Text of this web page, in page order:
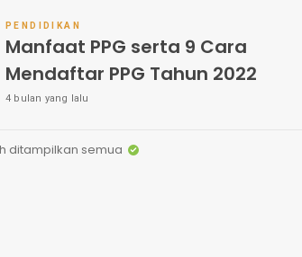
PENDIDIKAN
Manfaat PPG serta 9 Cara
Mendaftar PPG Tahun 2022
4 bulan yang lalu
ditampilkan semua